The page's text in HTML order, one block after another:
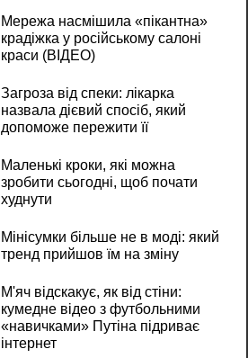
Мережа насмішила «пікантна»
крадіжка у російському салоні
краси (ВІДЕО)
Загроза від спеки: лікарка
назвала дієвий спосіб, який
допоможе пережити її
Маленькі кроки, які можна
зробити сьогодні, щоб почати
худнути
Мінісумки більше не в моді: який
тренд прийшов їм на зміну
М'яч відскакує, як від стіни:
кумедне відео з футбольними
«навичками» Путіна підриває
інтернет